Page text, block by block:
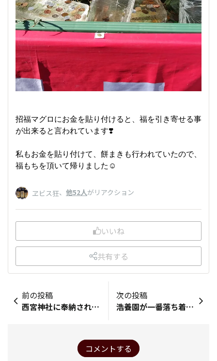
招福マグロにお金を貼り付けると、福を引き寄せる事
が出来ると言われています❣️
私もお金を貼り付けて、餅まきも行われていたので、
福もちを頂いて帰りました☺️
ヱビス狂、 他52人がリアクション
いいね
共有する
前の投稿
西宮神社に奉納されているヱビスビールと大手ビール各社のビール。
次の投稿
浩養園が一番落ち着きます！😆
コメントする